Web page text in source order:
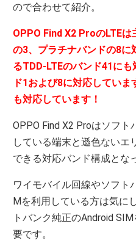
ので合わせて紹介。
OPPO Find X2 ProのLTE
の3、プラチナバンドの8に
るTDD-LTEのバンド41に
ド1および8に対応してい
も対応しています！
OPPO Find X2 Proはソフ
している端末と遜色ないエ
できる対応バンド構成とな
ワイモバイル回線やソフト
Mを利用している方は気に
トバンク純正のAndroid
要です。